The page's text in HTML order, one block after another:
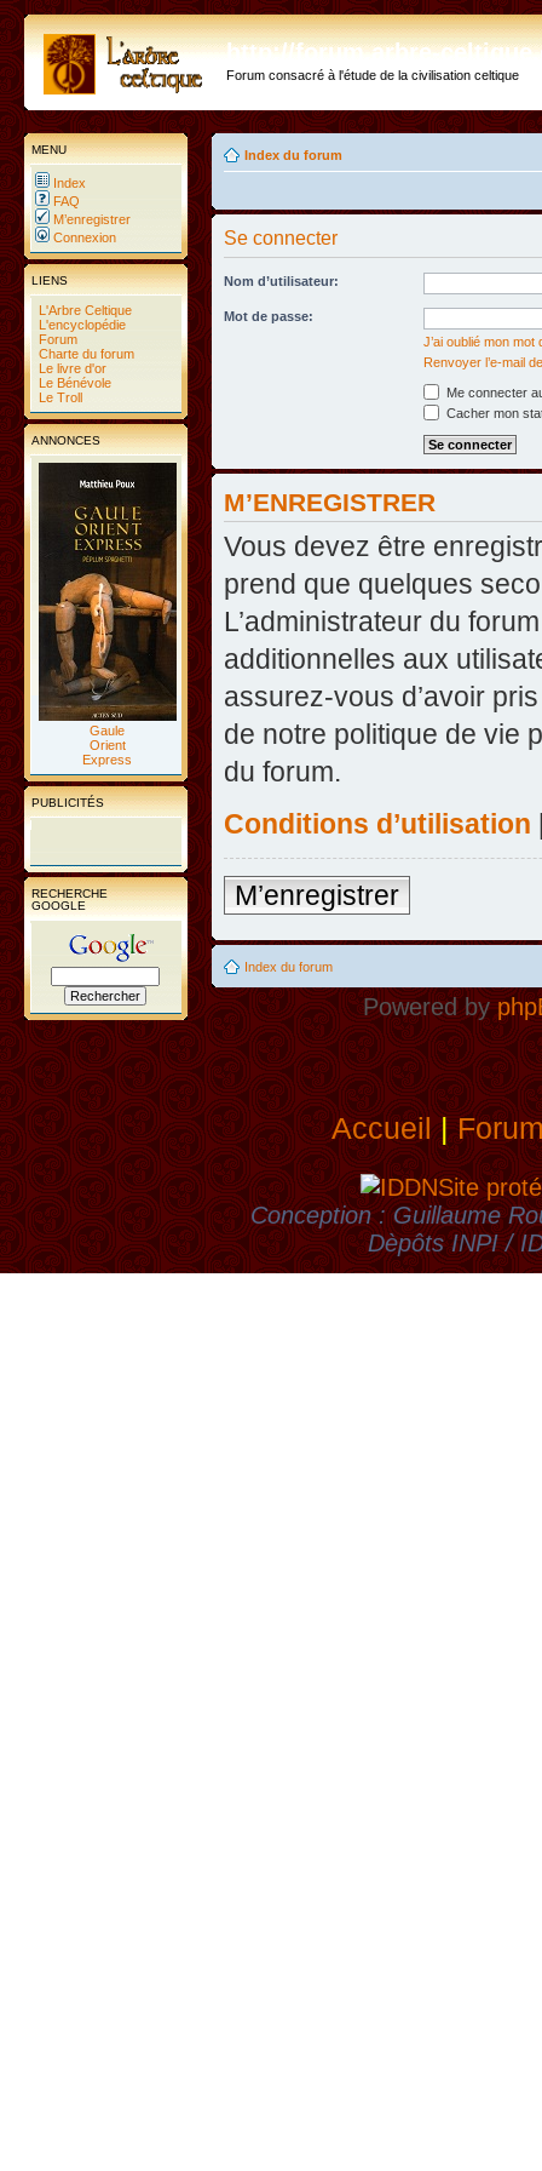
http://forum.arbre-
Forum consacré à l'étude de la civilisation celtique
MENU
Index
FAQ
M’enregistrer
Connexion
LIENS
L'Arbre Celtique
L'encyclopédie
Forum
Charte du forum
Le livre d'or
Le Bénévole
Le Troll
ANNONCES
Gaule
Orient
Express
PUBLICITÉS
RECHERCHE
GOOGLE
Index du forum
Se connecter
Nom d’utilisateur:
Mot de passe:
J’ai oublié mon mot
Renvoyer l’e-mail
Me connecter
Cacher mon
M’ENREGISTRER
Vous devez être
prend que quelques
L’administrateur du
additionnelles aux
assurez-vous d’avoir
de notre politique de vie
du forum.
Conditions d’utilisation
M’enregistrer
Index du forum
Powered by
Accueil|
Site
Conception : Guillaume
Dèpôts INPI /